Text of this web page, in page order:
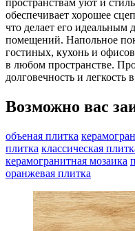
обеспечивает хорошее
что делает его
помещений. Напольное
гостиных, кухонь и
в любом пространстве.
долговечность и легкость
Возможно вас
объеная плитка
плитка классическая
керамогранитная мозаика
оранжевая плитка